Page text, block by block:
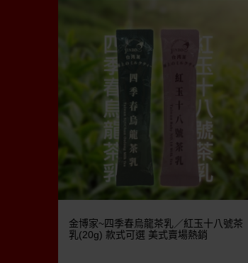
金博家~四季春烏龍茶乳／紅玉十八號茶
乳(20g) 款式可選 美式賣場熱銷